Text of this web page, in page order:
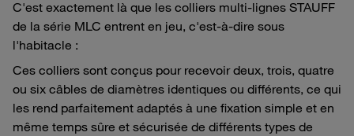
C'est exactement là que les colliers multi-lignes STAUFF
de la série MLC entrent en jeu, c'est-à-dire sous
l'habitacle :
Ces colliers sont conçus pour recevoir deux, trois, quatre
ou six câbles de diamètres identiques ou différents, ce qui
les rend parfaitement adaptés à une fixation simple et en
même temps sûre et sécurisée de différents types de